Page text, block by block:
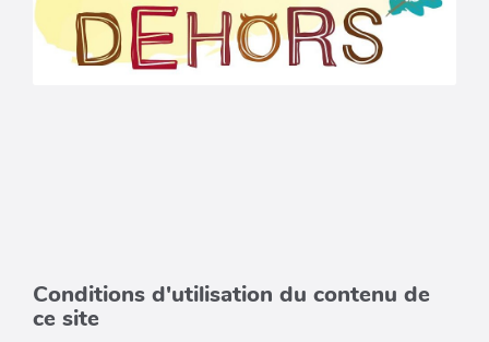
Conditions d'utilisation du contenu de
ce site